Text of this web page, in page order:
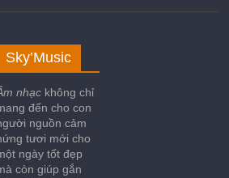
Sky’Music
nhạc không chỉ
đến cho con
nguồn cảm
tươi mới cho
ngày tốt đẹp
còn giúp gắn